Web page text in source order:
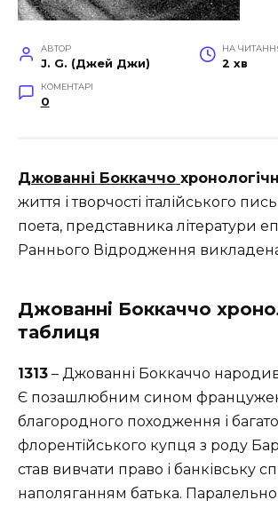
АВТОР
J. G. (Джей Джи)
НА
2 хв
КОМЕНТАРІ
0
Джованні Боккаччо
життя і творчості італійського
поета, представника літератури
Раннього Відродження викладена
Джованні Боккаччо
таблиця
1313 – Джованні Боккаччо
Є позашлюбним сином
благородного походження і
флорентійського купця з роду
став вивчати право і банківську
наполяганням батька.